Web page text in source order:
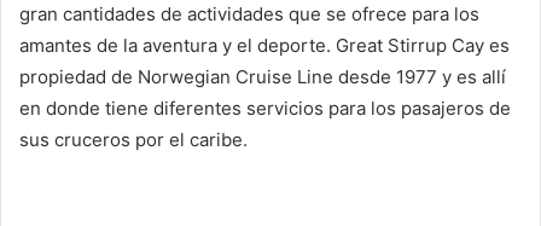
gran cantidades de actividades que se ofrece para los
amantes de la aventura y el deporte. Great Stirrup Cay es
propiedad de Norwegian Cruise Line desde 1977 y es allí
en donde tiene diferentes servicios para los pasajeros de
sus cruceros por el caribe.